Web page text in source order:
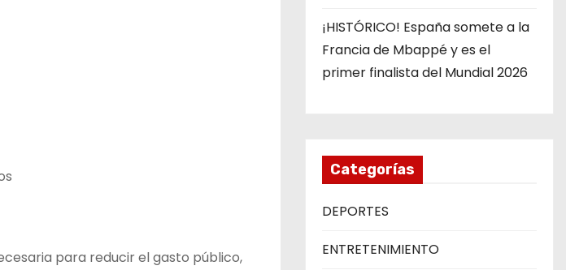
para reducir el gasto público,
¡HISTÓRICO! España somete a la
Francia de Mbappé y es el
primer finalista del Mundial 2026
Categorías
DEPORTES
ENTRETENIMIENTO